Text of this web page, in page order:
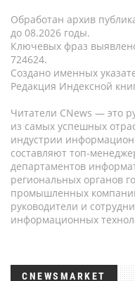
Обработан архив
до 08.2026 годы.
Ключевых фраз
724624.
Создано именных
Редакция Индексной
Читатели CNews — это
из самых успешных
индустрии
составляют топ-
департаментов
региональных органов
промышленных
руководители и
информационных
CNEWSMARKET